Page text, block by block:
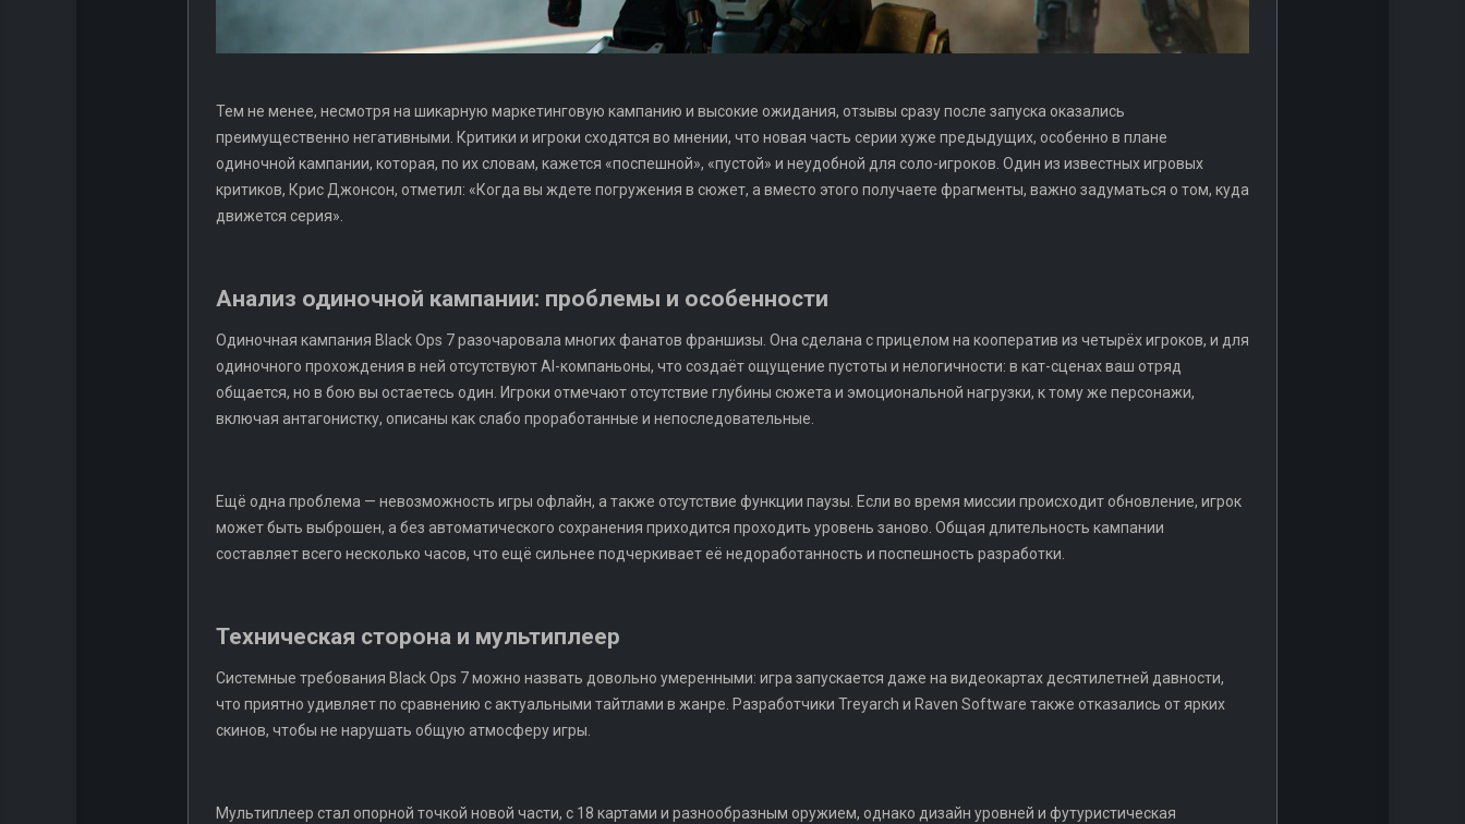
Тем не менее, несмотря на шикарную маркетинговую кампанию и высокие ожидания, отзывы сразу после запуска оказались
преимущественно негативными. Критики и игроки сходятся во мнении, что новая часть серии хуже предыдущих, особенно в плане
одиночной кампании, которая, по их словам, кажется «поспешной», «пустой» и неудобной для соло-игроков. Один из известных игровых
критиков, Крис Джонсон, отметил: «Когда вы ждете погружения в сюжет, а вместо этого получаете фрагменты, важно задуматься о том, куда
движется серия».
Анализ одиночной кампании: проблемы и особенности
Одиночная кампания Black Ops 7 разочаровала многих фанатов франшизы. Она сделана с прицелом на кооператив из четырёх игроков, и для
одиночного прохождения в ней отсутствуют AI-компаньоны, что создаёт ощущение пустоты и нелогичности: в кат-сценах ваш отряд
общается, но в бою вы остаетесь один. Игроки отмечают отсутствие глубины сюжета и эмоциональной нагрузки, к тому же персонажи,
включая антагонистку, описаны как слабо проработанные и непоследовательные.
Ещё одна проблема — невозможность игры офлайн, а также отсутствие функции паузы. Если во время миссии происходит обновление, игрок
может быть выброшен, а без автоматического сохранения приходится проходить уровень заново. Общая длительность кампании
составляет всего несколько часов, что ещё сильнее подчеркивает её недоработанность и поспешность разработки.
Техническая сторона и мультиплеер
Системные требования Black Ops 7 можно назвать довольно умеренными: игра запускается даже на видеокартах десятилетней давности,
что приятно удивляет по сравнению с актуальными тайтлами в жанре. Разработчики Treyarch и Raven Software также отказались от ярких
скинов, чтобы не нарушать общую атмосферу игры.
Мультиплеер стал опорной точкой новой части, с 18 картами и разнообразным оружием, однако дизайн уровней и футуристическая